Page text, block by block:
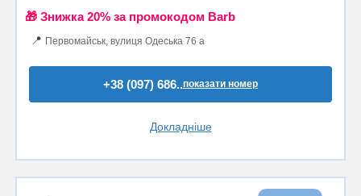
🎁 Знижка 20% за промокодом Barb
📍 Первомайськ, вулиця Одеська 76 а
+38 (097) 686..показати номер
Докладніше